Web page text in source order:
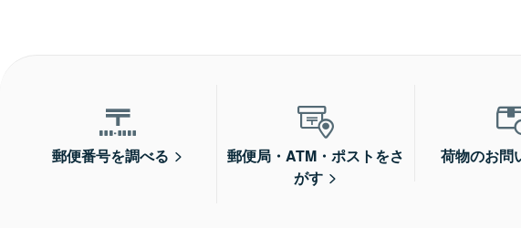
郵便番号を調べる
郵便局・ATM・ポストをさ
がす
荷物のお問